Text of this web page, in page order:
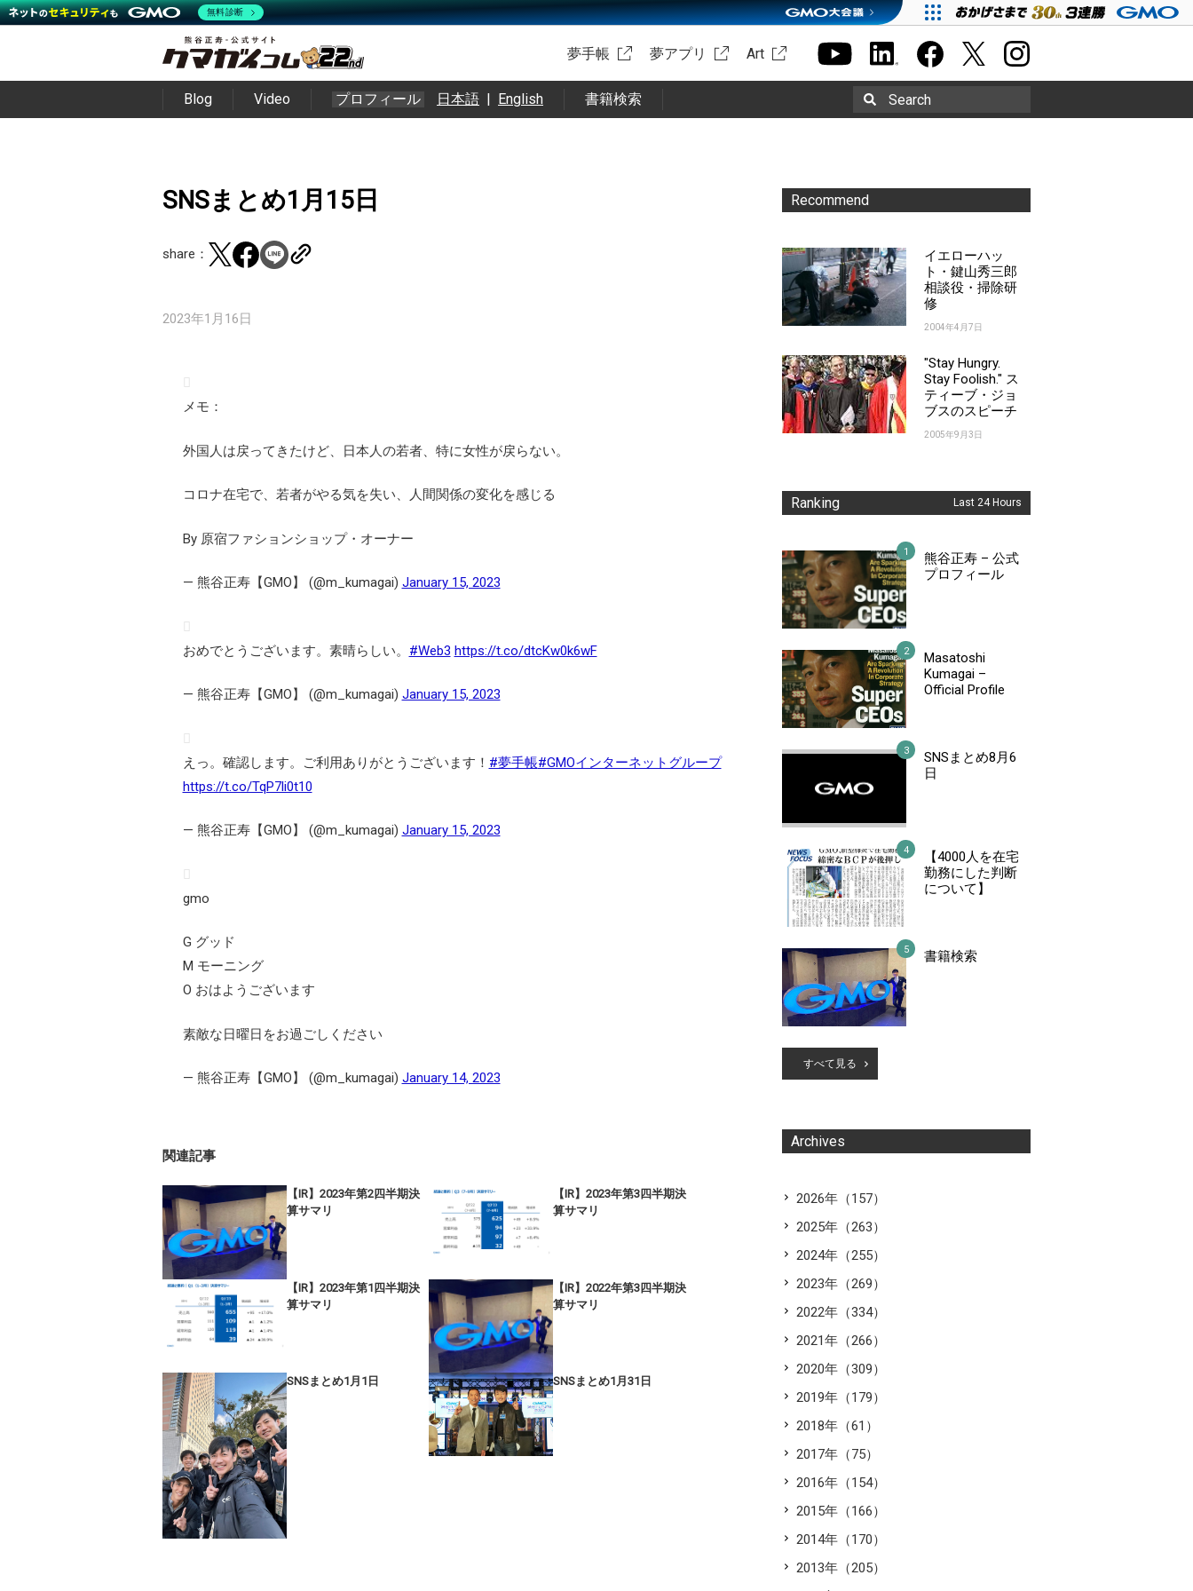
夢手帳 夢アプリ Art
Blog Video プロフィール 日本語 | English 書籍検索 Search
SNSまとめ1月15日
share：
2023年1月16日
メモ：
外国人は戻ってきたけど、日本人の若者、特に女性が戻らない。
コロナ在宅で、若者がやる気を失い、人間関係の変化を感じる
By 原宿ファションショップ・オーナー
— 熊谷正寿【GMO】 (@m_kumagai) January 15, 2023
おめでとうございます。素晴らしい。 #Web3 https://t.co/dtcKw0k6wF
— 熊谷正寿【GMO】 (@m_kumagai) January 15, 2023
えっ。確認します。ご利用ありがとうございます！ #夢手帳#GMOインターネットグループ
https://t.co/TqP7li0t10
— 熊谷正寿【GMO】 (@m_kumagai) January 15, 2023
gmo
G グッド
M モーニング
O おはようございます
素敵な日曜日をお過ごしください
— 熊谷正寿【GMO】 (@m_kumagai) January 14, 2023
関連記事
【IR】2023年第2四半期決
算サマリ
【IR】2023年第3四半期決
算サマリ
【IR】2023年第1四半期決
算サマリ
【IR】2022年第3四半期決
算サマリ
SNSまとめ1月1日 SNSまとめ1月31日
Recommend
イエローハッ
ト・鍵山秀三郎
相談役・掃除研
修
2004年4月7日
"Stay Hungry.
Stay Foolish." ス
ティーブ・ジョ
ブスのスピーチ
2005年9月3日
Ranking Last 24 Hours
熊谷正寿 – 公式
プロフィール
Masatoshi
Kumagai –
Official Profile
SNSまとめ8月6
日
【4000人を在宅
勤務にした判断
について】
書籍検索
すべて見る
Archives
2026年（157）
2025年（263）
2024年（255）
2023年（269）
2022年（334）
2021年（266）
2020年（309）
2019年（179）
2018年（61）
2017年（75）
2016年（154）
2015年（166）
2014年（170）
2013年（205）
無料診断